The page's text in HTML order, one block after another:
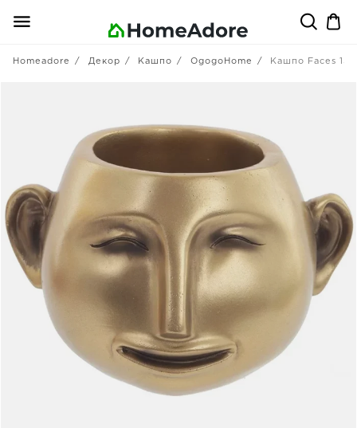
Homeadore Декор Кашпо OgogoHome Кашпо Faces